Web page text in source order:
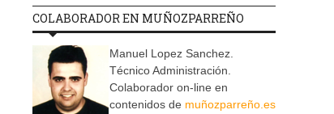
COLABORADOR EN MUÑOZPARREÑO
Manuel Lopez Sanchez.
Técnico Administración.
Colaborador on-line en
contenidos de muñozparreño.es